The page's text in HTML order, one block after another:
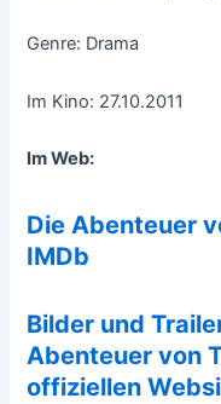
Genre: Drama
Im Kino: 27.10.2011
Im Web:
Die Abenteuer
IMDb
Bilder und
Abenteuer von
offiziellen